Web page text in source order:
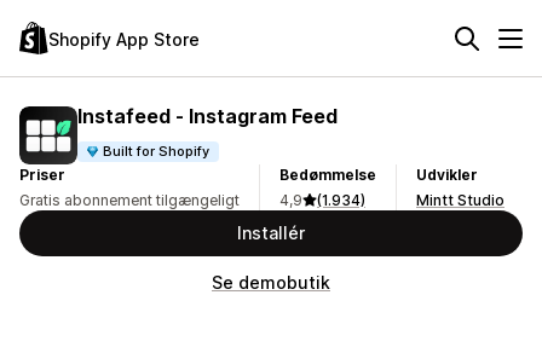
Shopify App Store
Instafeed ‑ Instagram Feed
Built for Shopify
Priser
Gratis abonnement tilgængeligt
Bedømmelse
4,9
(1.934)
Udvikler
Mintt Studio
Installér
Se demobutik